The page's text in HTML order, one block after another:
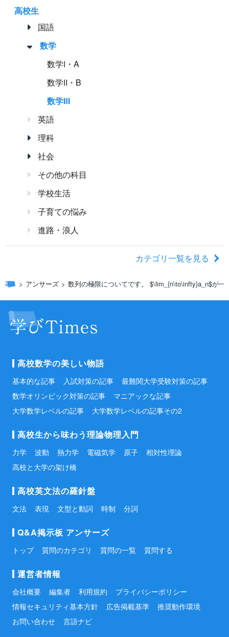
高校生
国語
数学
数学Ⅰ・A
数学Ⅱ・B
数学Ⅲ
英語
理科
社会
その他の科目
学校生活
子育ての悩み
進路・浪人
カテゴリ一覧を見る
アンサーズ 数列の極限についてです。 $\lim_{n\to\infty}a_n$が一
高校数学の美しい物語
基本的な記事 入試対策の記事
最難関大学受験対策の記事
数学オリンピック対策の記事
マニアックな記事
大学数学レベルの記事
大学数学レベルの記事その2
高校生から味わう理論物理入門
力学 波動 熱力学 電磁気学 原子
相対性理論
高校と大学の架け橋
高校英文法の羅針盤
文法 表現 文型と動詞 時制 分詞
Q&A掲示板 アンサーズ
トップ 質問のカテゴリ 質問の一覧 質問する
運営者情報
会社概要 編集者 利用規約
プライバシーポリシー
情報セキュリティ基本方針
広告掲載基準
推奨動作環境
お問い合わせ
言語ナビ